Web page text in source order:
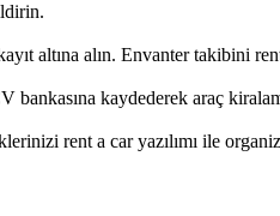
altına alın. Envanter takibini
kaydederek araç
rent a car yazılımı ile